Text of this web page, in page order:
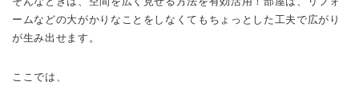
ームなどの大がかりなことをしなくてもちょっとした工夫で広がり
が生み出せます。
ここでは、